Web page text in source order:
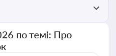
по темі: Про